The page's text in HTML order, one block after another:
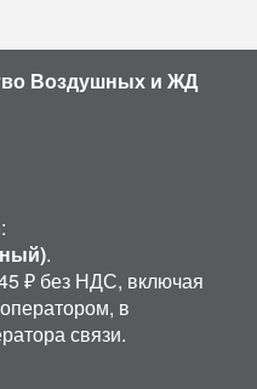
Воздушных и ЖД
.
₽ без НДС, включая
в
связи.